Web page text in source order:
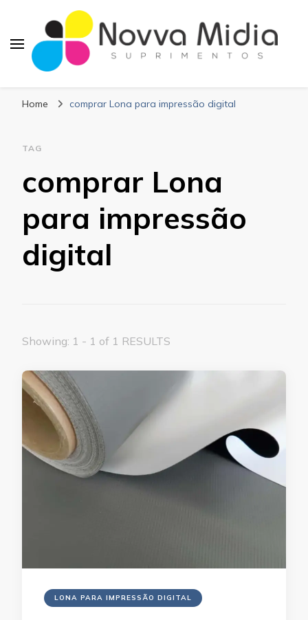
Suprimentos
Home comprar Lona para impressão digital
TAG
comprar Lona
para impressão
digital
Showing: 1 - 1 of 1 RESULTS
LONA PARA IMPRESSÃO DIGITAL